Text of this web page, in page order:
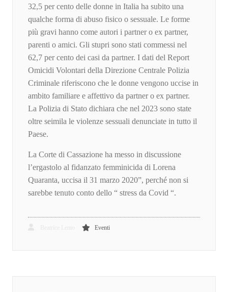
32,5 per cento delle donne in Italia ha subito una
qualche forma di abuso fisico o sessuale. Le forme
più gravi hanno come autori i partner o ex partner,
parenti o amici. Gli stupri sono stati commessi nel
62,7 per cento dei casi da partner. I dati del Report
Omicidi Volontari della Direzione Centrale Polizia
Criminale riferiscono che le donne vengono uccise in
ambito familiare e affettivo da partner o ex partner.
La Polizia di Stato dichiara che nel 2023 sono state
oltre seimila le violenze sessuali denunciate in tutto il
Paese.
La Corte di Cassazione ha messo in discussione
l’ergastolo al fidanzato femminicida di Lorena
Quaranta, uccisa il 31 marzo 2020”, perché non si
sarebbe tenuto conto dello “ stress da Covid “.
Eventi